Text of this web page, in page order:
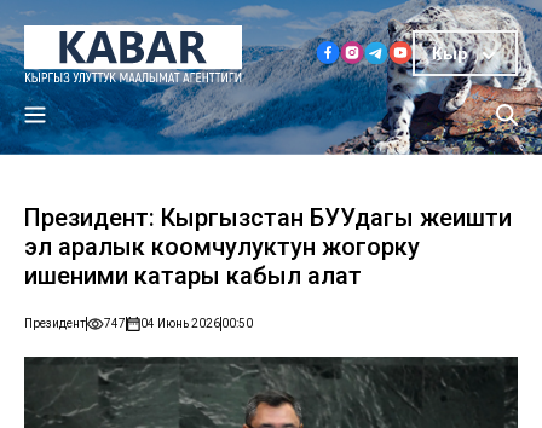
Кыр
Президент: Кыргызстан БУУдагы жеңишти
эл аралык коомчулуктун жогорку
ишеними катары кабыл алат
Президент 747 04 Июнь 202600:50